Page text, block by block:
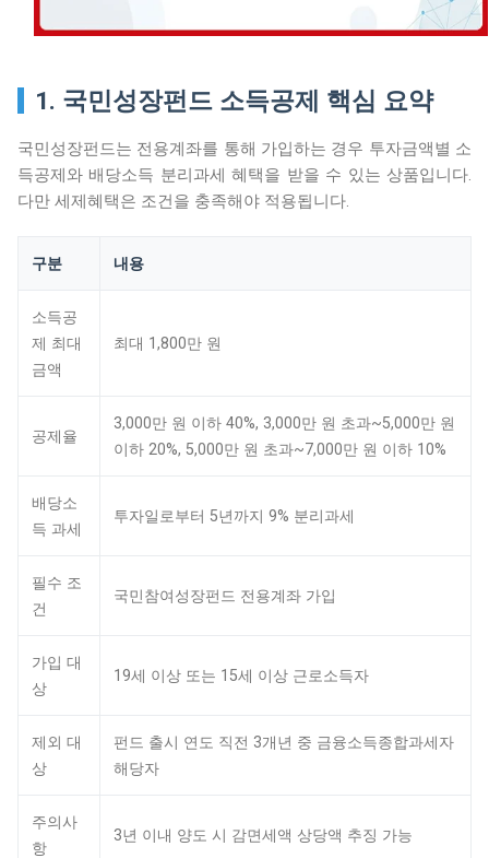
1. 국민성장펀드 소득공제 핵심 요약
국민성장펀드는 전용계좌를 통해 가입하는 경우 투자금액별 소
득공제와 배당소득 분리과세 혜택을 받을 수 있는 상품입니다.
다만 세제혜택은 조건을 충족해야 적용됩니다.
구분 내용
소득공
제 최대
금액
최대 1,800만 원
공제율
3,000만 원 이하 40%, 3,000만 원 초과~5,000만 원
이하 20%, 5,000만 원 초과~7,000만 원 이하 10%
배당소
득 과세
투자일로부터 5년까지 9% 분리과세
필수 조
건
국민참여성장펀드 전용계좌 가입
가입 대
상
19세 이상 또는 15세 이상 근로소득자
제외 대
상
펀드 출시 연도 직전 3개년 중 금융소득종합과세자
해당자
주의사
항
3년 이내 양도 시 감면세액 상당액 추징 가능